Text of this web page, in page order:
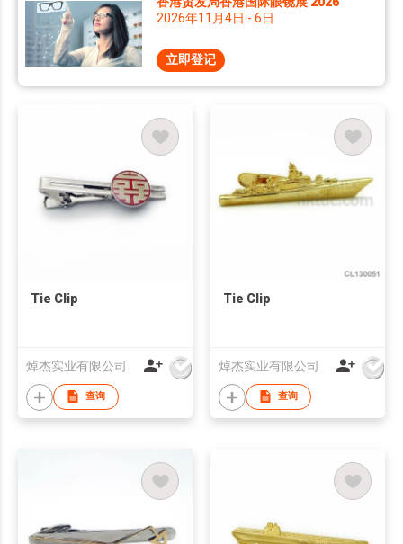
2026年11月4日 - 6日
立即登记
Tie Clip
焯杰实业有限公司
查询
Tie Clip
焯杰实业有限公司
查询